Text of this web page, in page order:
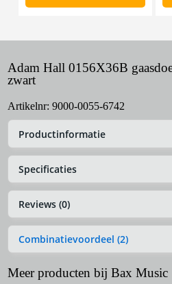
Adam Hall 0156X36B
zwart
Artikelnr: 9000-0055-6742
Productinformatie
Specificaties
Reviews (0)
Combinatievoordeel (2)
Meer producten bij Bax Music